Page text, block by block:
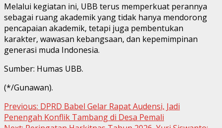
Melalui kegiatan ini, UBB terus memperkuat perannya
sebagai ruang akademik yang tidak hanya mendorong
pencapaian akademik, tetapi juga pembentukan
karakter, wawasan kebangsaan, dan kepemimpinan
generasi muda Indonesia.
Sumber: Humas UBB.
(*/Gunawan).
Continue
Reading
Previous: DPRD Babel Gelar Rapat Audensi, Jadi
Penengah Konflik Tambang di Desa Pemali